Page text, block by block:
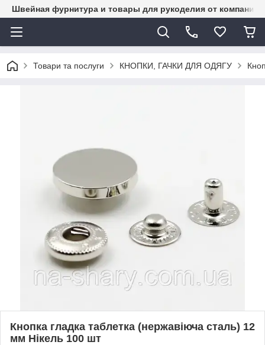
Швейная фурнитура и товары для рукоделия от
Товари та послуги КНОПКИ, ГАЧКИ ДЛЯ ОДЯГУ
Кнопка гладка таблетка (нержавіюча сталь) 12
мм Нікель 100 шт